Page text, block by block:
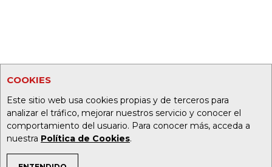
COOKIES
Este sitio web usa cookies propias y de terceros para
analizar el tráfico, mejorar nuestros servicio y conocer el
comportamiento del usuario. Para conocer más, acceda a
nuestra Política de Cookies.